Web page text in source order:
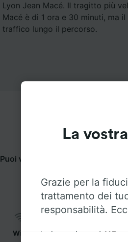
Lyon Jean Macé. Il tragitto più
Macé è di 1 ora e 30 minuti, ma
traffico lungo il percorso.
Puoi viaggiare da Aix-les-
WiFi Aria
La
Grazie per la
trattamento dei
responsabilità.
Insieme ai nostri115